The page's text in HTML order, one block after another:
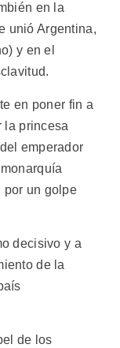
en la
unió Argentina,
y en el
en poner fin a
la princesa
emperador
por un golpe
decisivo y a
de la
de los